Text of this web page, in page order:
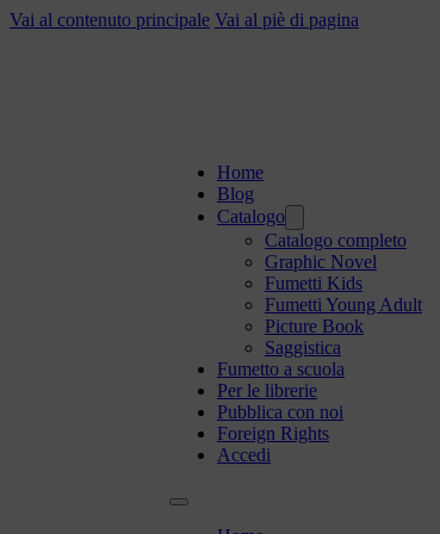
Vai al contenuto principale Vai al piè di pagina
Home
Blog
Catalogo
Catalogo completo
Graphic Novel
Fumetti Kids
Fumetti Young Adult
Picture Book
Saggistica
Fumetto a scuola
Per le librerie
Pubblica con noi
Foreign Rights
Accedi